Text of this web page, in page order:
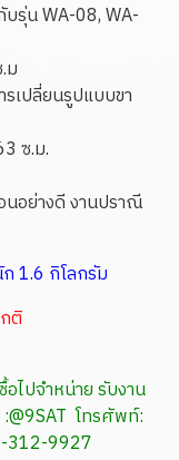
รุ่น WA-08, WA-
ม
เปลี่ยนรูปแบบขา
ซ.ม.
อย่างดี งานปราณี
1.6 กิโลกรัม
ติ
ไปจำหน่าย รับงาน
โทรศัพท์:
312-9927